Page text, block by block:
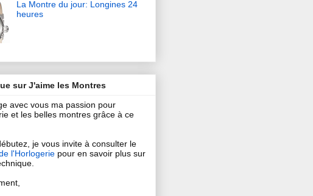
La Montre du jour: Longines 24
heures
sur J'aime les Montres
avec vous ma passion pour
et les belles montres grâce à ce
je vous invite à consulter le
l'Horlogerie pour en savoir plus sur